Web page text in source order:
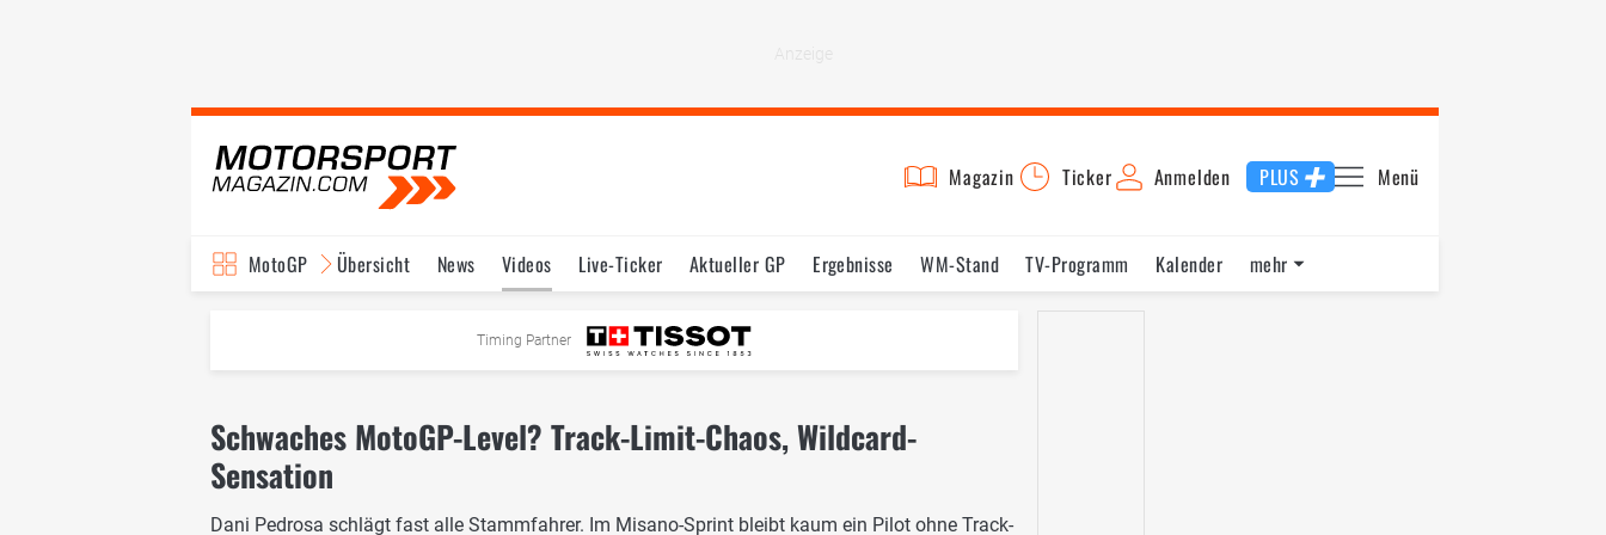
Magazin Ticker Anmelden PLUS Menü
MotoGP Übersicht News Videos Live-Ticker Aktueller GP Ergebnisse WM-Stand TV-Programm
Kalender
Testfahrten Reglement
mehr
Timing Partner
Schwaches MotoGP-Level? Track-Limit-Chaos, Wildcard-
Sensation
Dani Pedrosa schlägt fast alle Stammfahrer. Im Misano-Sprint bleibt kaum ein Pilot ohne Track-